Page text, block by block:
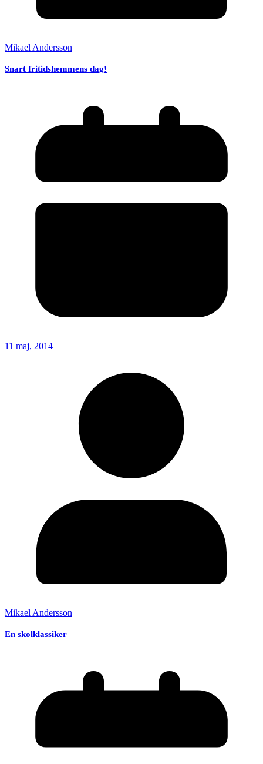
Mikael Andersson
Snart fritidshemmens dag!
11 maj, 2014
Mikael Andersson
En skolklassiker